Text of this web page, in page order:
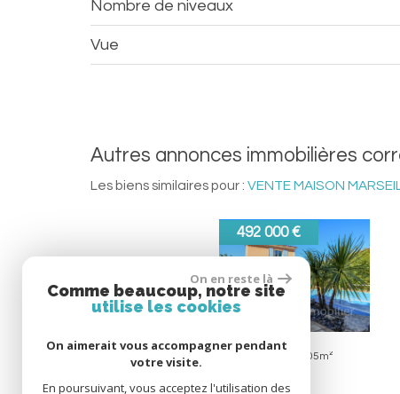
Nombre de niveaux
Vue
autres annonces immobilières
Les biens similaires pour : VENTE MAISON
650 000 €
Marseille
Maison 4 Pièces 95m²
On en reste là
Comme beaucoup, notre site
utilise les cookies
On aimerait vous accompagner pendant
votre visite.
En poursuivant, vous acceptez l'utilisation des